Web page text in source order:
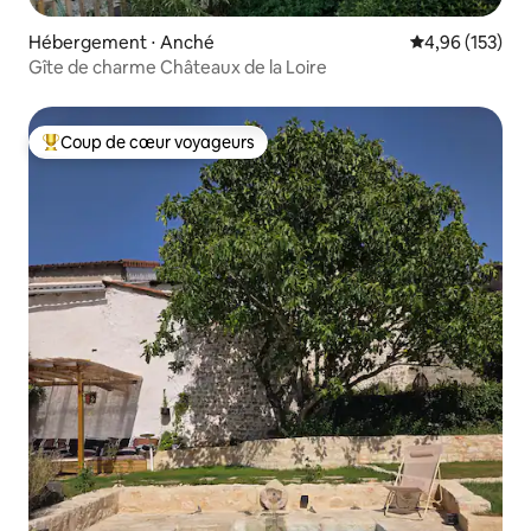
Hébergement ⋅ Anché Évaluation
4,96 (153)
Gîte de charme Châteaux de la Loire
Coups de cœur voyageurs les plus appréciés
Coup de cœur voyageurs